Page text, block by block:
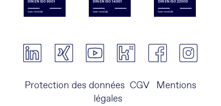
Protection des données CGV
Mentions
légales